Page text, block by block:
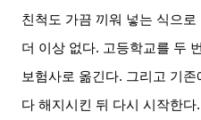
친척도 가끔 끼워 넣는 식으
더 이상 없다. 고등학교를 두
보험사로 옮긴다. 그리고 기존
다 해지시킨 뒤 다시 시작한다.